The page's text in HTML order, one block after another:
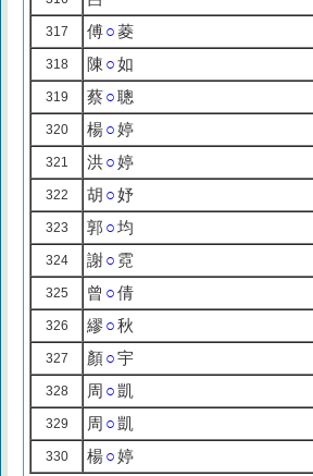
317 傅○菱
318 陳 ○如
319 蔡○聰
320 楊○婷
321 洪○婷
322 胡 ○妤
323 郭 ○均
324 謝○ 霓
325 曾 ○倩
326 繆 ○秋
327 顏○宇
328 周 ○凱
329 周 ○凱
330 楊○婷